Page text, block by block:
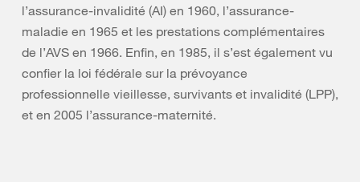
l’assurance-invalidité (AI) en 1960, l’assurance-
maladie en 1965 et les prestations complémentaires
de l’AVS en 1966. Enfin, en 1985, il s’est également vu
confier la loi fédérale sur la prévoyance
professionnelle vieillesse, survivants et invalidité (LPP),
et en 2005 l’assurance-maternité.